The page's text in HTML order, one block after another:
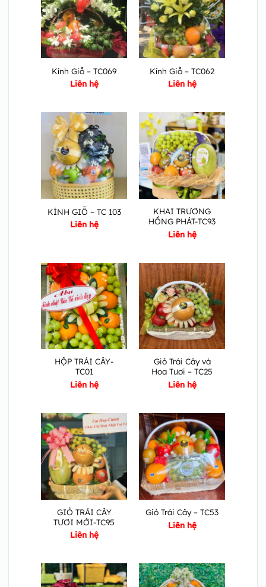
Kính Giỗ – TC069
Liên hệ
Kính Giỗ – TC062
Liên hệ
KÍNH GIỖ – TC 103
Liên hệ
KHAI TRƯƠNG
HỒNG PHÁT-TC93
Liên hệ
HỘP TRÁI CÂY-
TC01
Liên hệ
Giỏ Trái Cây và
Hoa Tươi – TC25
Liên hệ
GIỎ TRÁI CÂY
TƯƠI MỚI-TC95
Liên hệ
Giỏ Trái Cây – TC53
Liên hệ